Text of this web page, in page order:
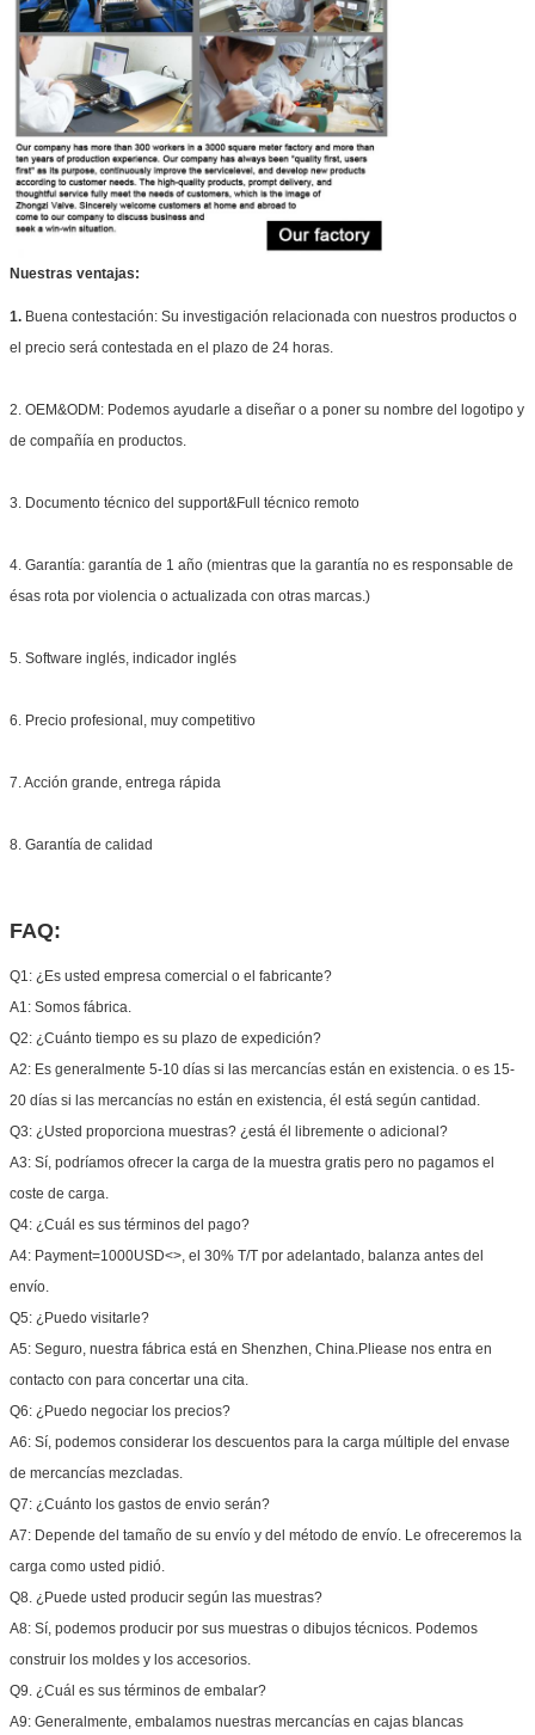
Nuestras ventajas:
1. Buena contestación: Su investigación relacionada con nuestros productos o
el precio será contestada en el plazo de 24 horas.
2. OEM&ODM: Podemos ayudarle a diseñar o a poner su nombre del logotipo y
de compañía en productos.
3. Documento técnico del support&Full técnico remoto
4. Garantía: garantía de 1 año (mientras que la garantía no es responsable de
ésas rota por violencia o actualizada con otras marcas.)
5. Software inglés, indicador inglés
6. Precio profesional, muy competitivo
7. Acción grande, entrega rápida
8. Garantía de calidad
FAQ:
Q1: ¿Es usted empresa comercial o el fabricante?
A1: Somos fábrica.
Q2: ¿Cuánto tiempo es su plazo de expedición?
A2: Es generalmente 5-10 días si las mercancías están en existencia. o es 15-
20 días si las mercancías no están en existencia, él está según cantidad.
Q3: ¿Usted proporciona muestras? ¿está él libremente o adicional?
A3: Sí, podríamos ofrecer la carga de la muestra gratis pero no pagamos el
coste de carga.
Q4: ¿Cuál es sus términos del pago?
A4: Payment=1000USD<>, el 30% T/T por adelantado, balanza antes del
envío.
Q5: ¿Puedo visitarle?
A5: Seguro, nuestra fábrica está en Shenzhen, China.Pliease nos entra en
contacto con para concertar una cita.
Q6: ¿Puedo negociar los precios?
A6: Sí, podemos considerar los descuentos para la carga múltiple del envase
de mercancías mezcladas.
Q7: ¿Cuánto los gastos de envio serán?
A7: Depende del tamaño de su envío y del método de envío. Le ofreceremos la
carga como usted pidió.
Q8. ¿Puede usted producir según las muestras?
A8: Sí, podemos producir por sus muestras o dibujos técnicos. Podemos
construir los moldes y los accesorios.
Q9. ¿Cuál es sus términos de embalar?
A9: Generalmente, embalamos nuestras mercancías en cajas blancas